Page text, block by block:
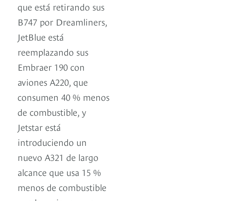
que está retirando sus
B747 por Dreamliners,
JetBlue está
reemplazando sus
Embraer 190 con
aviones A220, que
consumen 40 % menos
de combustible, y
Jetstar está
introduciendo un
nuevo A321 de largo
alcance que usa 15 %
menos de combustible